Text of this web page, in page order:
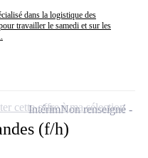
dans la logistique des
travailler le samedi et sur les
(f/h)
IntérimNon renseigné
cette offre à ma sélection